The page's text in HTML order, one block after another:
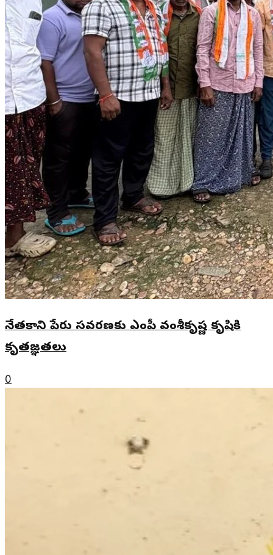
నేతకాని పేరు సవరణకు ఎంపీ వంశీకృష్ణ కృషికి
కృతజ్ఞతలు
0